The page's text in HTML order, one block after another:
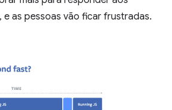
e as pessoas vão ficar frustradas.